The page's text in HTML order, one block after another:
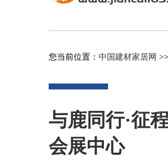
您当前位置： 中国建材家居网 >>
与鹿同行·征
会展中心